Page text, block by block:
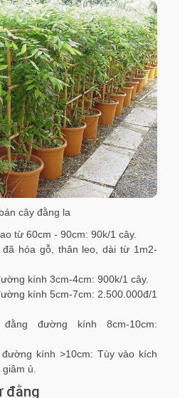
cây đằng la
từ 60cm - 90cm: 90k/1 cây.
hóa gỗ, thân leo, dài từ 1m2-
kính 3cm-4cm: 900k/1 cây.
kính 5cm-7cm: 2.500.000đ/1
đường kính 8cm-10cm:
kính >10cm: Tùy vào kích
ủ.
đằng